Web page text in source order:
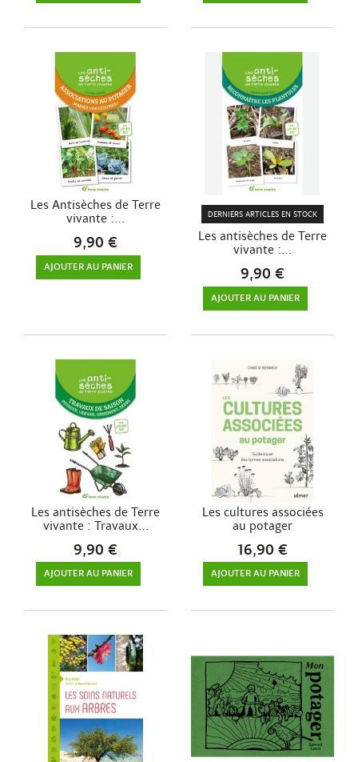
Les Antisèches de Terre
vivante :...
9,90 €
AJOUTER AU PANIER
Les antisèches de Terre
vivante :...
DERNIERS ARTICLES EN STOCK
9,90 €
AJOUTER AU PANIER
Les antisèches de Terre
vivante : Travaux...
9,90 €
AJOUTER AU PANIER
Les cultures associées
au potager
16,90 €
AJOUTER AU PANIER